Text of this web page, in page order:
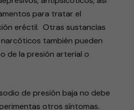
para tratar el
eréctil. Otras sustancias
también pueden
de la presión arterial o
de presión baja no debe
otros síntomas.